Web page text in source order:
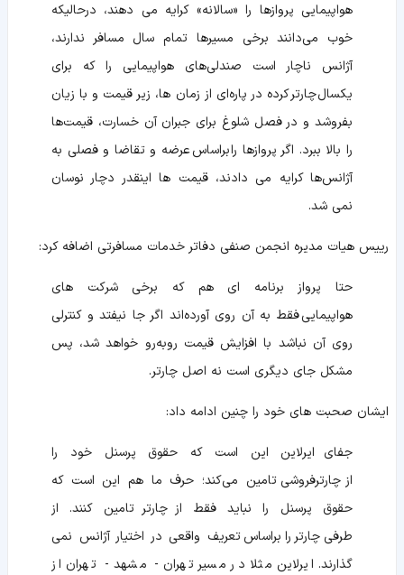
هواپیمایی پروازها را «سالانه» کرایه می‌ دهند، درحالیکه
خوب می‌دانند برخی مسیرها تمام سال مسافر ندارند،
آژانس ناچار است صندلی‌های هواپیمایی را که برای
یکسالچارترکرده در پاره‌ای از زمان‌ ها، زیر قیمت و با زیان
بفروشد و در فصل شلوغ برای جبران آن خسارت، قیمت‌ها
را بالا ببرد. اگر پروازها رابراساسعرضه و تقاضا و فصلی به
آژانس‌ها کرایه می‌ دادند، قیمت‌ ها اینقدر دچار نوسان
نمی‌ شد.
رییس هیات مدیره انجمن صنفی دفاتر خدمات مسافرتی اضافه کرد:
حتا پرواز برنامه ای هم که برخی شرکت های
هواپیمایی فقط به آن روی آورده‌اند اگر جا نیفتد و کنترلی
روی آن نباشد با افزایش قیمت روبه‌رو خواهد شد، پس
مشکل جای دیگری است نه اصل چارتر.
ایشان صحبت های خود را چنین ادامه داد:
جفای ایرلاین این است که حقوق پرسنل خود را
از چارترفروشی تامین می‌کند؛ حرف ما هم این است که
حقوق پرسنل را نباید فقط از چارتر تامین کنند. از
طرفی چارتر را براساستعریف واقعی در اختیار آژانس نمی‌
گذارند. ایرلاین مثلا در مسیر تهران - مشهد - تهران از